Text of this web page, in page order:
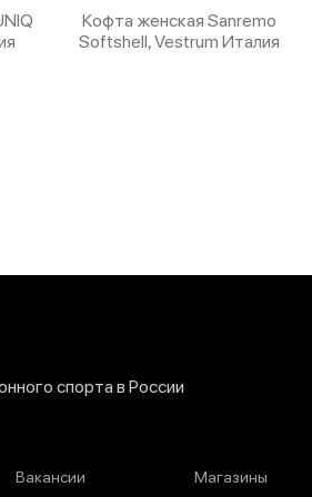
Кофта женская Sanremo
Softshell, Vestrum Италия
спорта в России
Вакансии Магазины